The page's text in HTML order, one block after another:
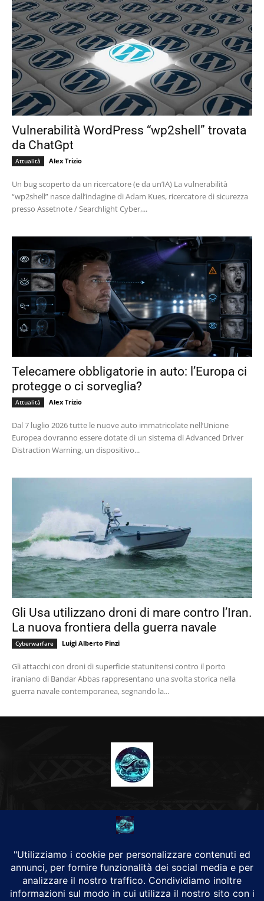
Vulnerabilità WordPress “wp2shell” trovata
da ChatGpt
Attualità Alex Trizio
Un bug scoperto da un ricercatore (e da un’IA) La vulnerabilità
“wp2shell” nasce dall’indagine di Adam Kues, ricercatore di sicurezza
presso Assetnote / Searchlight Cyber,...
Telecamere obbligatorie in auto: l’Europa ci
protegge o ci sorveglia?
Attualità Alex Trizio
Dal 7 luglio 2026 tutte le nuove auto immatricolate nell’Unione
Europea dovranno essere dotate di un sistema di Advanced Driver
Distraction Warning, un dispositivo...
Gli Usa utilizzano droni di mare contro l’Iran.
La nuova frontiera della guerra navale
Cyberwarfare Luigi Alberto Pinzi
Gli attacchi con droni di superficie statunitensi contro il porto
iraniano di Bandar Abbas rappresentano una svolta storica nella
guerra navale contemporanea, segnando la...
CHI SIAMO
Alground Geopolitica e Cyberwarfare.
Da una idea di Brunilde Trizio
Alground fa parte del Gruppo Trizio